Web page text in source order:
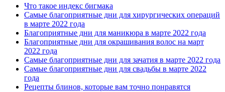
Что такое индекс бигмака
Самые благоприятные дни для хирургических операций
в марте 2022 года
Благоприятные дни для маникюра в марте 2022 года
Благоприятные дни для окрашивания волос на март
2022 года
Самые благоприятные дни для зачатия в марте 2022 года
Самые благоприятные дни для свадьбы в марте 2022
года
Рецепты блинов, которые вам точно понравятся